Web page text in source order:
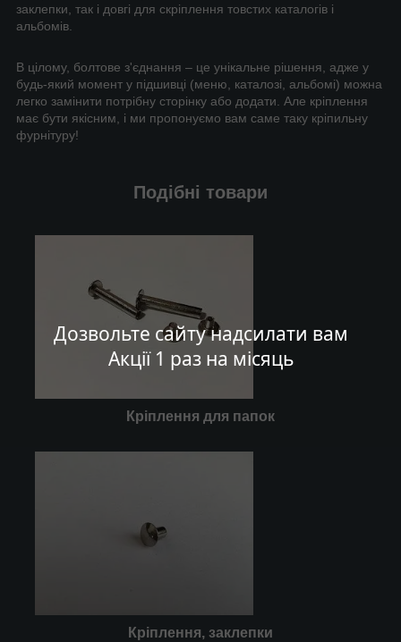
Дозвольте сайту надсилати вам
Акції 1 раз на місяць
заклепки, так і довгі для скріплення товстих каталогів і
альбомів.
В цілому, болтове з'єднання – це унікальне рішення, адже у
будь-який момент у підшивці (меню, каталозі, альбомі) можна
легко замінити потрібну сторінку або додати. Але кріплення
має бути якісним, і ми пропонуємо вам саме таку кріпильну
фурнітуру!
Подібні товари
Кріплення для папок
Кріплення, заклепки